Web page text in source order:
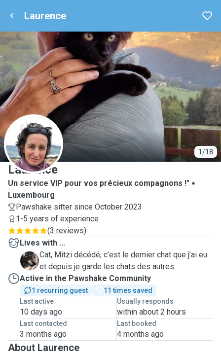
Laurence
1/18
L
Laurence
Un service VIP pour vos précieux compagnons !"
Luxembourg
Pawshake sitter since October 2023
1-5 years of experience
(3 reviews)
Lives with ...
M
Cat, Mitzi décédé, c’est le dernier chat que j’ai eu
et depuis je garde les chats des autres
Active in the Pawshake Community
1 recurring guest
11 times saved
Last active
10 days ago
Usually responds
within about 2 hours
Last contacted
3 months ago
Last booked
4 months ago
About Laurence